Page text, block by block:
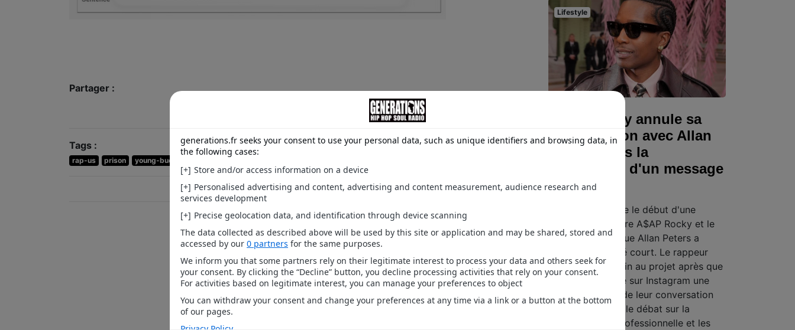
Partager :
Tags :
rap-us prison young-buck
Lifestyle
A$AP Rocky annule sa
collaboration avec Allan
Peters après la
publication d'un message
privé
Ce qui devait être le début d'une
collaboration entre A$AP Rocky et le
designer graphique Allan Peters a
finalement tourné court. Le rappeur
américain a mis fin au projet après que
le créatif a publié sur Instagram une
capture d'écran de leur conversation
privée, relançant le débat sur la
confidentialité professionnelle et les